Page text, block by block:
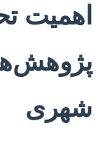
اهمیت
شهری